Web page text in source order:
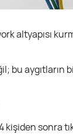
altyapısı
bu
kişiden sonra